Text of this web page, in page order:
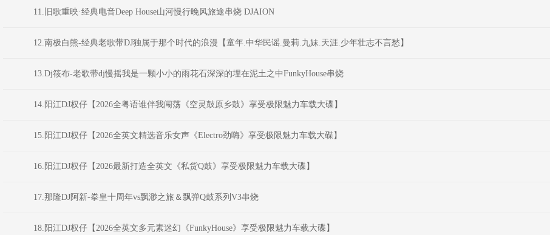
11.旧歌重映·经典电音Deep House山河慢行晚风旅途串烧 DJAION
12.南极白熊-经典老歌带DJ独属于那个时代的浪漫【童年.中华民谣.曼莉.九妹.天涯.少年壮志不言愁】
13.Dj筱布-老歌带dj慢摇我是一颗小小的雨花石深深的埋在泥土之中FunkyHouse串烧
14.阳江DJ权仔【2026全粤语谁伴我闯荡《空灵鼓原乡鼓》享受极限魅力车载大碟】
15.阳江DJ权仔【2026全英文精选音乐女声《Electro劲嗨》享受极限魅力车载大碟】
16.阳江DJ权仔【2026最新打造全英文《私货Q鼓》享受极限魅力车载大碟】
17.那隆DJ阿新-拳皇十周年vs飘渺之旅＆飘弹Q鼓系列V3串烧
18.阳江DJ权仔【2026全英文多元素迷幻《FunkyHouse》享受极限魅力车载大碟】